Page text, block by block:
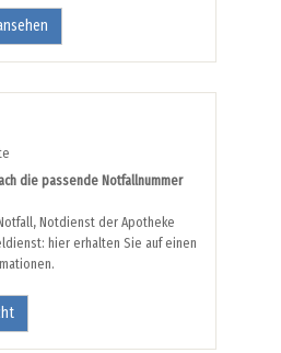
die passende Notfallnummer
Notdienst der Apotheke
hier erhalten Sie auf einen